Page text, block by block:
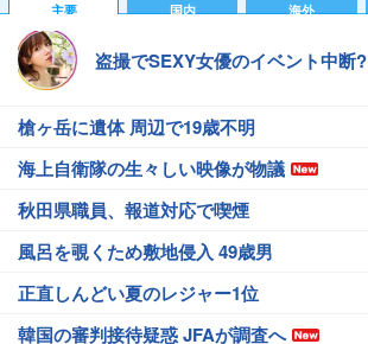
主要 国内 海外
盗撮でSEXY女優のイベント中断?
槍ヶ岳に遺体 周辺で19歳不明
海上自衛隊の生々しい映像が物議
秋田県職員、報道対応で喫煙
風呂を覗くため敷地侵入 49歳男
正直しんどい夏のレジャー1位
韓国の審判接待疑惑 JFAが調査へ